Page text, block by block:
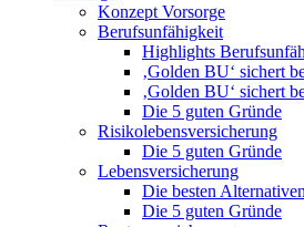
Konzept Vorsorge
Berufsunfähigkeit
Highlights
‚Golden BU‘ sichert
‚Golden BU‘ sichert
Die 5 guten Gründe
Risikolebensversicherung
Die 5 guten Gründe
Lebensversicherung
Die besten
Die 5 guten Gründe